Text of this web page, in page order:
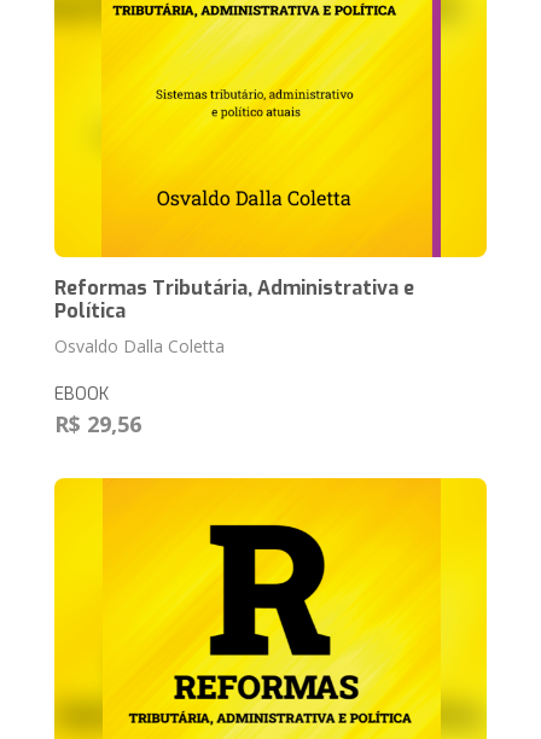
Reformas Tributária, Administrativa e
Política
Osvaldo Dalla Coletta
EBOOK
R$ 29,56